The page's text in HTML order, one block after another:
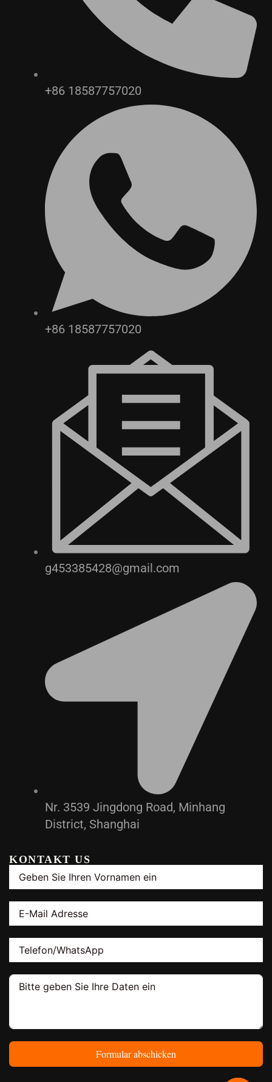
+86 18587757020
+86 18587757020
g453385428@gmail.com
Nr. 3539 Jingdong Road, Minhang
District, Shanghai
KONTAKT US
Formular abschicken